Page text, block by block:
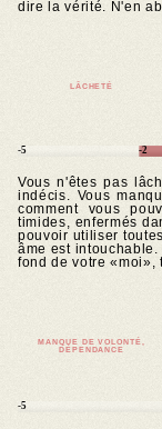
dire la vérité. N'en
LÂCHETÉ
-5 -2
Vous n'êtes pas
indécis. Vous
comment vous
timides, enfermés
pouvoir utiliser
âme est
fond de votre «moi»,
MANQUE DE VOLONTÉ,
DÉPENDANCE
-5